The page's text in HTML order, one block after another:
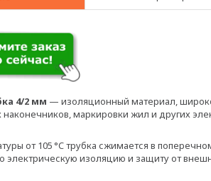
4/2 мм — изоляционный материал,
маркировки жил и других
от 105 °C трубка сжимается в
электрическую изоляцию и защиту от